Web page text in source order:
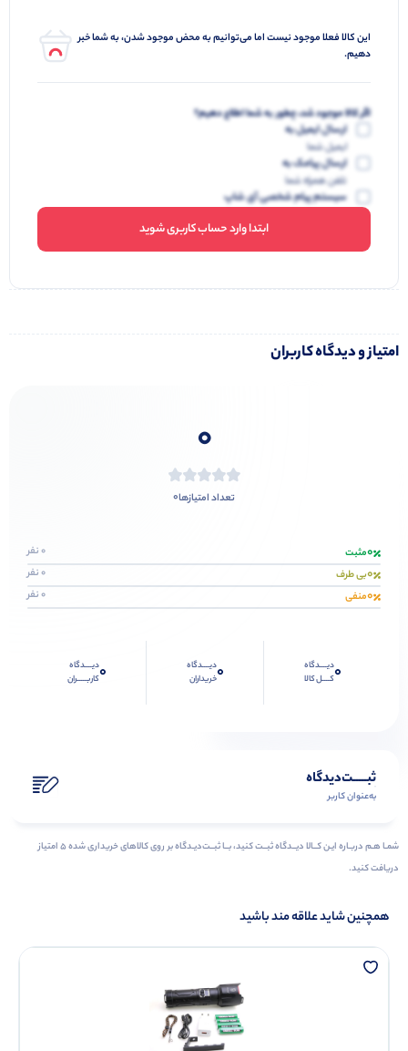
این کالا فعلا موجود نیست اما می‌توانیم به محض موجود شدن، به شما خبر
دهیم.
اگر کالا موجود شد، چطور به شما اطلاع دهیم؟
ارسال ایمیل به
ایمیل شما
ارسال پیامک به
تلفن همراه شما
سیستم پیام شخصی آی شاپ
ابتدا وارد حساب کاربری شوید
امتیاز و دیدگاه کاربران
0
تعداد امتیازها0
0مثبت 0 نفر
0بی طرف 0 نفر
0منفی 0 نفر
0دیــــدگاه
کــــل کالا
0دیــــدگاه
خریداران
0دیــــدگاه
کاربـــــران
ثبـــــت‌دیدگاه
به‌عنوان کاربر
شمـا هـم دربـاره ایـن کــالا دیــدگاه ثبــت کنید، بــا ثبــت‌دیـدگاه بر روی کالاهای خریداری شده ۵ امتیاز
دریافت کنید.
همچنین شاید علاقه مند باشید